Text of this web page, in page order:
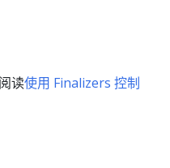
读使用 Finalizers 控制